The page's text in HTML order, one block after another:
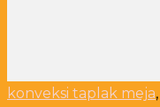
konveksi taplak meja,